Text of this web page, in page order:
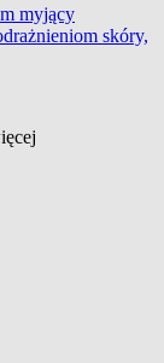
myjący
skóry,